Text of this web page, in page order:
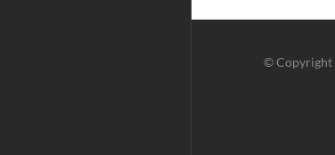
© Copyright